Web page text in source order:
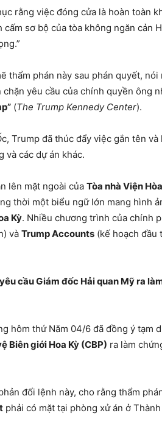
rằng việc đóng cửa là hoàn toàn
cấm sơ bộ của tòa không ngăn cản
thẩm phán này sau phán quyết,
chặn yêu cầu của chính quyền ông
(The Trump Kennedy Center).
Trump đã thúc đẩy việc gắn tên
và các dự án khác.
lên mặt ngoài của Tòa nhà Viện
thời một biểu ngữ lớn mang hình
Kỳ. Nhiều chương trình của chính
và Trump Accounts (kế hoạch
cầu Giám đốc Hải quan Mỹ ra
hôm thứ Năm 04/6 đã đồng ý tạm
Biên giới Hoa Kỳ (CBP) ra làm
đối lệnh này, cho rằng thẩm
phải có mặt tại phòng xử án ở